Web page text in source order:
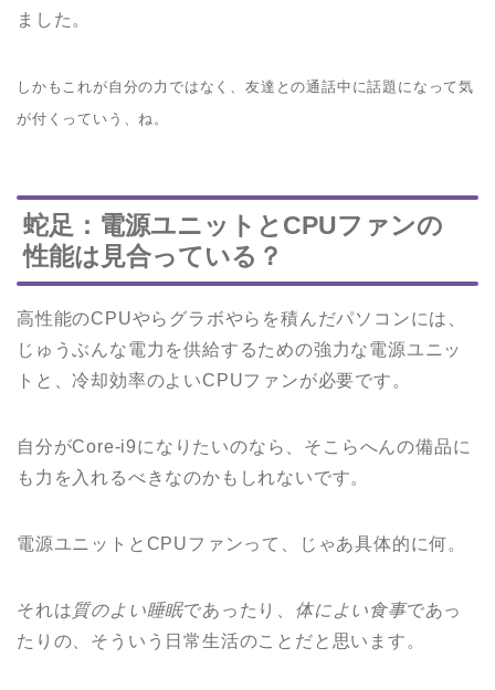
ました。
しかもこれが自分の力ではなく、友達との通話中に話題になって気
が付くっていう、ね。
蛇足：電源ユニットとCPUファンの
性能は見合っている？
高性能のCPUやらグラボやらを積んだパソコンには、
じゅうぶんな電力を供給するための強力な電源ユニッ
トと、冷却効率のよいCPUファンが必要です。
自分がCore-i9になりたいのなら、そこらへんの備品に
も力を入れるべきなのかもしれないです。
電源ユニットとCPUファンって、じゃあ具体的に何。
それは 質のよい睡眠であったり、 体によい食事であっ
たりの、そういう日常生活のことだと思います。